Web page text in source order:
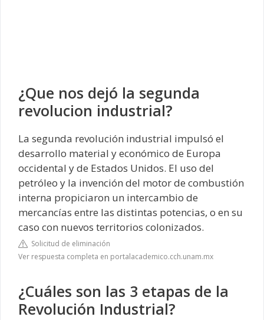
¿Que nos dejó la segunda
revolucion industrial?
La segunda revolución industrial impulsó el
desarrollo material y económico de Europa
occidental y de Estados Unidos. El uso del
petróleo y la invención del motor de combustión
interna propiciaron un intercambio de
mercancías entre las distintas potencias, o en su
caso con nuevos territorios colonizados.
Solicitud de eliminación
Ver respuesta completa en portalacademico.cch.unam.mx
¿Cuáles son las 3 etapas de la
Revolución Industrial?